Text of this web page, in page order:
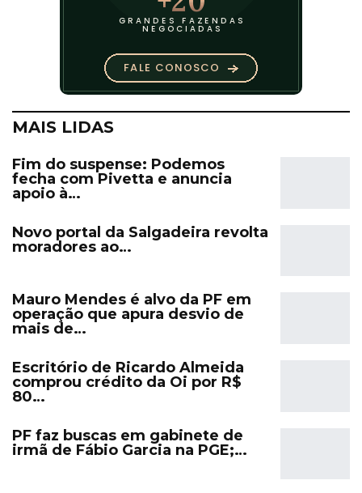
MAIS LIDAS
Fim do suspense: Podemos
fecha com Pivetta e anuncia
apoio à…
Novo portal da Salgadeira revolta
moradores ao…
Mauro Mendes é alvo da PF em
operação que apura desvio de
mais de…
Escritório de Ricardo Almeida
comprou crédito da Oi por R$
80…
PF faz buscas em gabinete de
irmã de Fábio Garcia na PGE;…